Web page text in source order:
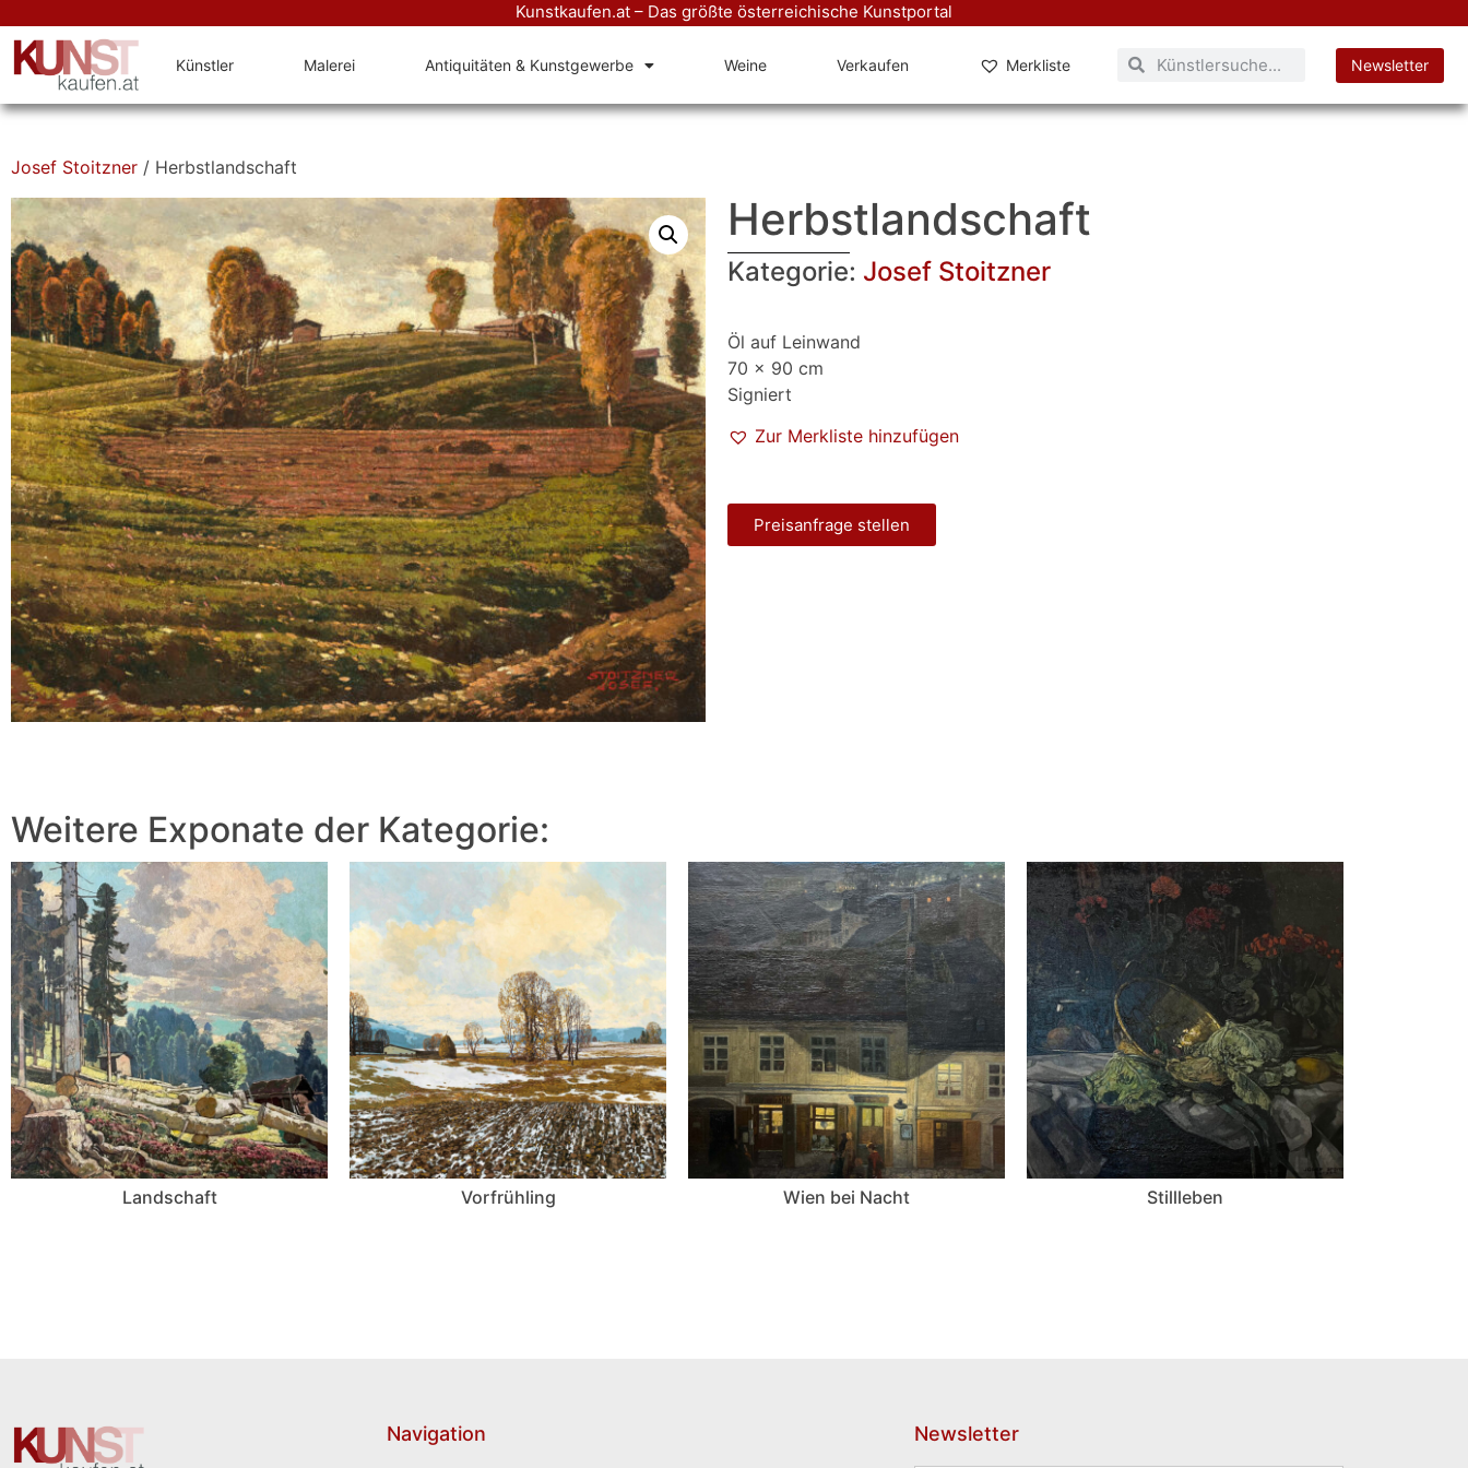
Kunstkaufen.at – Das größte österreichische Kunstportal
Künstler Malerei Antiquitäten & Kunstgewerbe Weine Verkaufen Merkliste Newsletter
Josef Stoitzner / Herbstlandschaft
Herbstlandschaft
Kategorie: Josef Stoitzner
Öl auf Leinwand
70 x 90 cm
Signiert
Zur Merkliste hinzufügen
Preisanfrage stellen
Weitere Exponate der Kategorie:
Landschaft Vorfrühling Wien bei Nacht Stillleben
Navigation Newsletter